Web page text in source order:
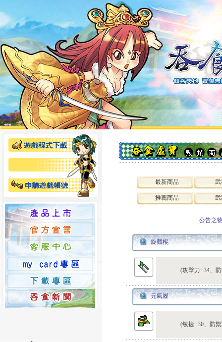
最新商品 武
推薦商品 武
公告之
旋截棍
(攻擊力+34、
元氣履
(敏捷+30、防